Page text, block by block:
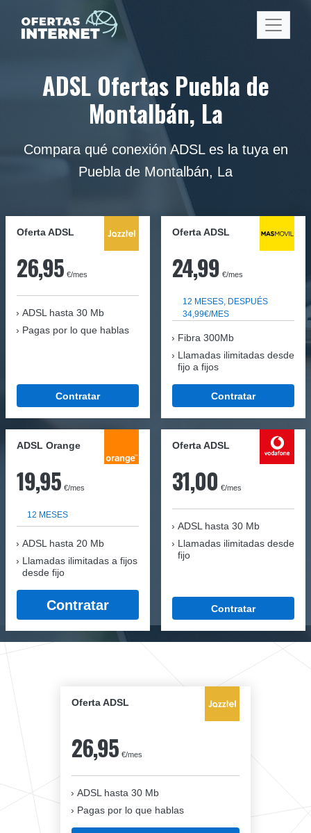
ADSL Ofertas Puebla de
Montalbán, La
Compara qué conexión ADSL es la tuya en
Puebla de Montalbán, La
Oferta ADSL
26,95 €/mes
ADSL hasta 30 Mb
Pagas por lo que hablas
Contratar
Oferta ADSL
24,99 €/mes
12 MESES, DESPUÉS
34,99€/MES
Fibra 300Mb
Llamadas ilimitadas desde
fijo a fijos
Contratar
ADSL Orange
19,95 €/mes
12 MESES
ADSL hasta 20 Mb
Llamadas ilimitadas a fijos
desde fijo
Contratar
Oferta ADSL
31,00 €/mes
ADSL hasta 30 Mb
Llamadas ilimitadas desde
fijo
Contratar
Oferta ADSL
26,95 €/mes
ADSL hasta 30 Mb
Pagas por lo que hablas